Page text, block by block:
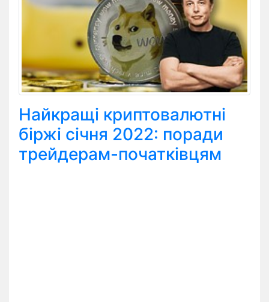
Найкращі криптовалютні
біржі січня 2022: поради
трейдерам-початківцям